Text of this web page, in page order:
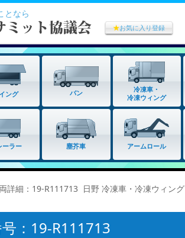
となら
★お気に入り登録
ング バン
冷凍車・
冷凍ウィング
ーラー 塵芥車 アームロール
詳細：19-R111713 日野 冷凍車・冷凍ウィング
：19-R111713